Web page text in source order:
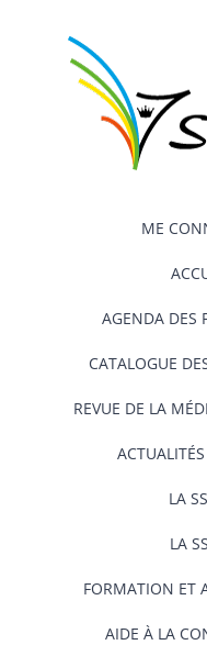
ME
AGENDA DES
CATALOGUE
REVUE DE LA
LA
LA
FORMATION ET
AIDE À LA